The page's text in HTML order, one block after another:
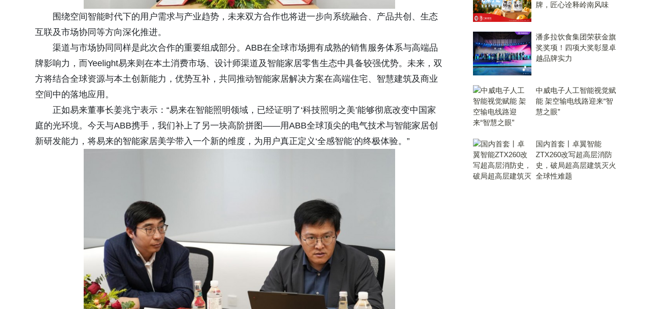
围绕空间智能时代下的用户需求与产业趋势，未来双方合作也将进一步向系统融合、产品共创、生态
互联及市场协同等方向深化推进。
渠道与市场协同同样是此次合作的重要组成部分。ABB在全球市场拥有成熟的销售服务体系与高端品
牌影响力，而Yeelight易来则在本土消费市场、设计师渠道及智能家居零售生态中具备较强优势。未来，双
方将结合全球资源与本土创新能力，优势互补，共同推动智能家居解决方案在高端住宅、智慧建筑及商业
空间中的落地应用。
正如易来董事长姜兆宁表示：“易来在智能照明领域，已经证明了‘科技照明之美’能够彻底改变中国家
庭的光环境。今天与ABB携手，我们补上了另一块高阶拼图——用ABB全球顶尖的电气技术与智能家居创
新研发能力，将易来的智能家居美学带入一个新的维度，为用户真正定义‘全感智能’的终极体验。”
牌，匠心诠释岭南风味
潘多拉饮食集团荣获金旗
奖奖项！四项大奖彰显卓
越品牌实力
中威电子人工智能视觉赋
能 架空输电线路迎来“智
慧之眼”
国内首套丨卓翼智能
ZTX260改写超高层消防
史，破局超高层建筑灭火
全球性难题